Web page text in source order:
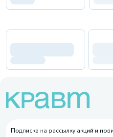
Подписка на рассылку акций и